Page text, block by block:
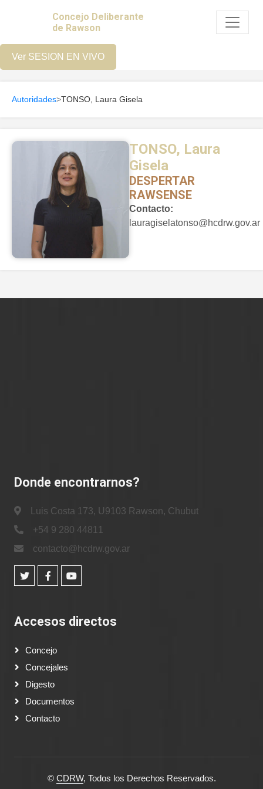
Concejo Deliberante
de Rawson
Ver SESION EN VIVO
Autoridades>TONSO, Laura Gisela
TONSO, Laura
Gisela
DESPERTAR
RAWSENSE
Contacto:
lauragiselatonso@hcdrw.gov.ar
Donde encontrarnos?
Luis Costa 173, U9103 Rawson, Chubut
+54 9 280 44811
contacto@hcdrw.gov.ar
Accesos directos
Concejo
Concejales
Digesto
Documentos
Contacto
© CDRW, Todos los Derechos Reservados.